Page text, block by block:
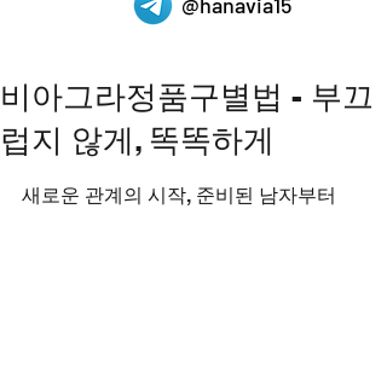
비아그라정품구별법 - 부끄
럽지 않게, 똑똑하게
새로운 관계의 시작, 준비된 남자부터